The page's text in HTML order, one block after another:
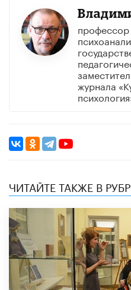
профессор
журнала
ЧИТАЙТЕ ТАКЖЕ В